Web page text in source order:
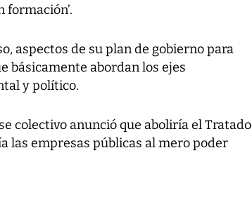
formación’.
aspectos de su plan de gobierno para
básicamente abordan los ejes
y político.
colectivo anunció que aboliría el Tratado
las empresas públicas al mero poder